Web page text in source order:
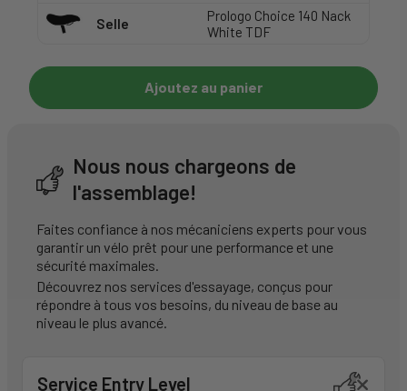
Selle
Prologo Choice 140 Nack
White TDF
Ajoutez au panier
Nous nous chargeons de
l'assemblage!
Faites confiance à nos mécaniciens experts pour vous
garantir un vélo prêt pour une performance et une
sécurité maximales.
Découvrez nos services d'essayage, conçus pour
répondre à tous vos besoins, du niveau de base au
niveau le plus avancé.
Service Entry Level